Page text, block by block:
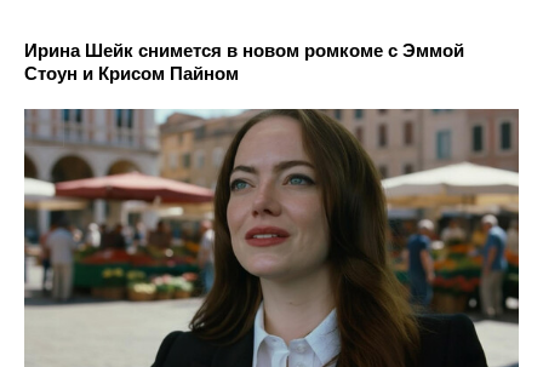
Ирина Шейк снимется в новом ромкоме с Эммой
Стоун и Крисом Пайном